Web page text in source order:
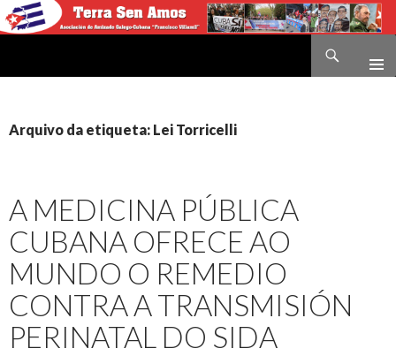
Arquivo da etiqueta: Lei Torricelli
A MEDICINA PÚBLICA
CUBANA OFRECE AO
MUNDO O REMEDIO
CONTRA A TRANSMISIÓN
PERINATAL DO SIDA